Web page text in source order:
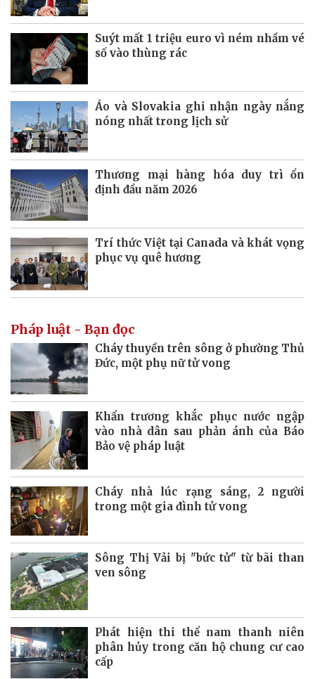
Suýt mất 1 triệu euro vì ném nhầm vé
số vào thùng rác
Áo và Slovakia ghi nhận ngày nắng
nóng nhất trong lịch sử
Thương mại hàng hóa duy trì ổn
định đầu năm 2026
Trí thức Việt tại Canada và khát vọng
phục vụ quê hương
Pháp luật - Bạn đọc
Cháy thuyền trên sông ở phường Thủ
Đức, một phụ nữ tử vong
Khẩn trương khắc phục nước ngập
vào nhà dân sau phản ánh của Báo
Bảo vệ pháp luật
Cháy nhà lúc rạng sáng, 2 người
trong một gia đình tử vong
Sông Thị Vải bị "bức tử" từ bãi than
ven sông
Phát hiện thi thể nam thanh niên
phân hủy trong căn hộ chung cư cao
cấp